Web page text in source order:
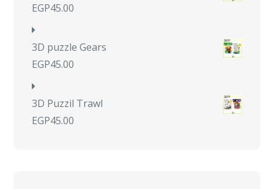
EGP45.00
3D puzzle Gears
EGP45.00
3D Puzzil Trawl
EGP45.00